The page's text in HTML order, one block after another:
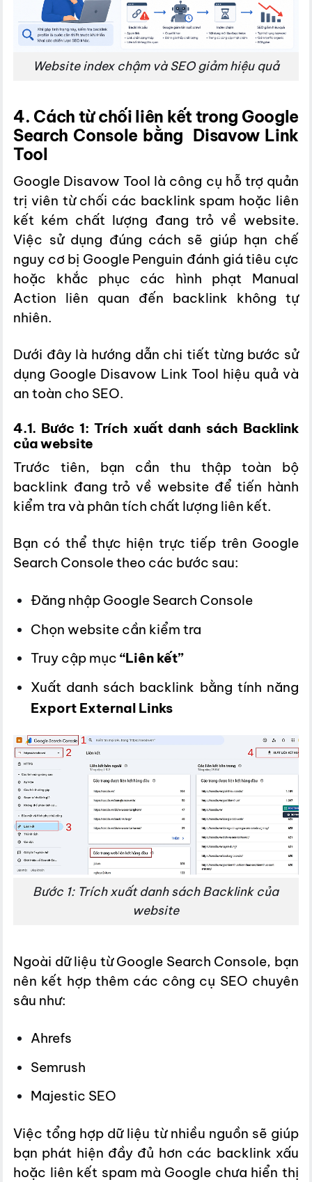
Website index chậm và SEO giảm hiệu quả
4. Cách từ chối liên kết trong Google
Search Console bằng Disavow Link
Tool
Google Disavow Tool là công cụ hỗ trợ quản
trị viên từ chối các backlink spam hoặc liên
kết kém chất lượng đang trỏ về website.
Việc sử dụng đúng cách sẽ giúp hạn chế
nguy cơ bị Google Penguin đánh giá tiêu cực
hoặc khắc phục các hình phạt Manual
Action liên quan đến backlink không tự
nhiên.
Dưới đây là hướng dẫn chi tiết từng bước sử
dụng Google Disavow Link Tool hiệu quả và
an toàn cho SEO.
4.1. Bước 1: Trích xuất danh sách Backlink
của website
Trước tiên, bạn cần thu thập toàn bộ
backlink đang trỏ về website để tiến hành
kiểm tra và phân tích chất lượng liên kết.
Bạn có thể thực hiện trực tiếp trên Google
Search Console theo các bước sau:
Đăng nhập Google Search Console
Chọn website cần kiểm tra
Truy cập mục “Liên kết”
Xuất danh sách backlink bằng tính năng
Export External Links
Bước 1: Trích xuất danh sách Backlink của
website
Ngoài dữ liệu từ Google Search Console, bạn
nên kết hợp thêm các công cụ SEO chuyên
sâu như:
Ahrefs
Semrush
Majestic SEO
Việc tổng hợp dữ liệu từ nhiều nguồn sẽ giúp
bạn phát hiện đầy đủ hơn các backlink xấu
hoặc liên kết spam mà Google chưa hiển thị